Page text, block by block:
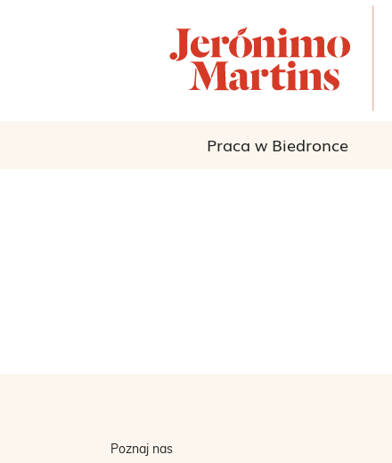
Praca w Biedronce
Poznaj nas